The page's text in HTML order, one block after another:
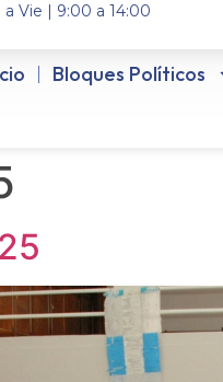
a Vie | 9:00 a 14:00
Bloques Políticos